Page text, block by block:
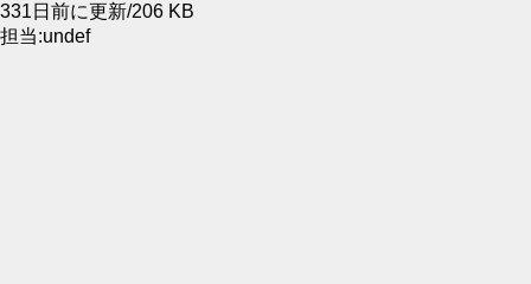
331日前に更新/206 KB
担当:undef